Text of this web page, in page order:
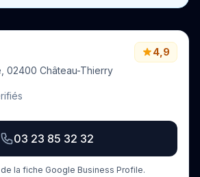
02400 Château-Thierry
4,9
03 23 85 32 32
la fiche Google Business Profile.